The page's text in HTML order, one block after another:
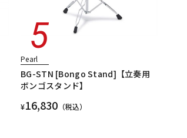
Pearl
BG-STN [Bongo Stand]【立奏用
ボンゴスタンド】
¥16,830 （税込）